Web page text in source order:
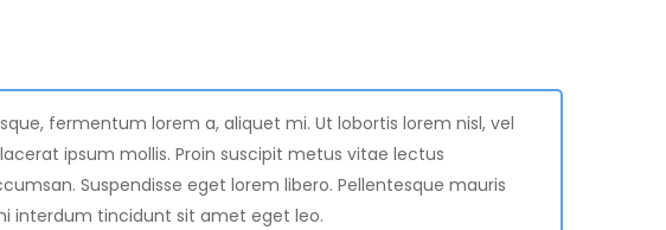
fermentum lorem a, aliquet mi. Ut lobortis lorem nisl, vel
ipsum mollis. Proin suscipit metus vitae lectus
Suspendisse eget lorem libero. Pellentesque mauris
interdum tincidunt sit amet eget leo.